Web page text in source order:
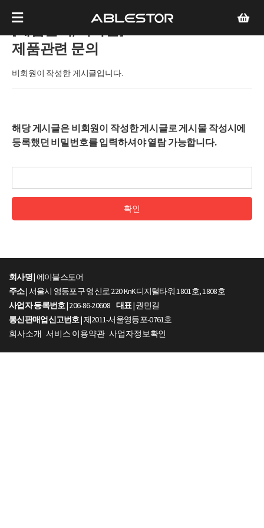
제품관련 문의
비회원이 작성한 게시글입니다.
해당 게시글은 비회원이 작성한 게시글로 게시물 작성시에
등록했던 비밀번호를 입력하셔야 열람 가능합니다.
회사명 |에이블스토어
주소| 서울시 영등포구 영신로 220 KnK디지털타워 1801호, 1808호
사업자 등록번호| 206-86-20608 대표| 권민길
통신판매업신고번호| 제2011-서울영등포-0761호
회사소개 서비스 이용약관 사업자정보확인